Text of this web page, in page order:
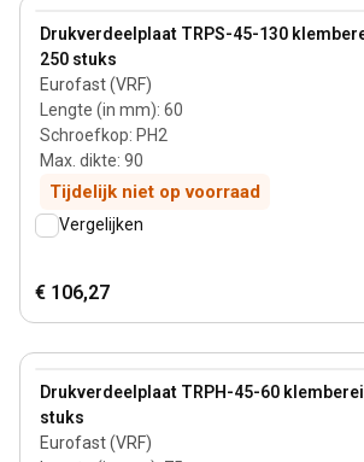
Drukverdeelplaat TRPS-45-130
250 stuks
Eurofast (VRF)
Lengte (in mm): 60
Schroefkop: PH2
Max. dikte: 90
Tijdelijk niet op voorraad
View product
Vergelijken
€ 106,27
Drukverdeelplaat TRPH-45-60
stuks
Eurofast (VRF)
View product